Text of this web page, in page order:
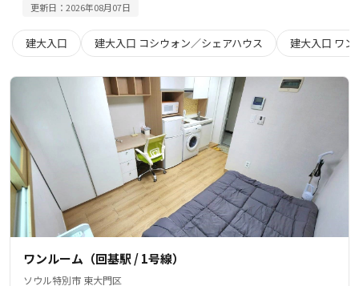
更新日：2026年08月07日
建大入口 建大入口 コシウォン／シェアハウス 建大入口 ワン
ワンルーム（回基駅 / 1号線）
ソウル特別市 東大門区